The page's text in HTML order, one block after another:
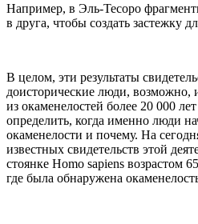
Например, в Эль-Тесоро
в друга, чтобы создать застежку
В целом, эти результаты
доисторические люди, возможно,
из окаменелостей более 20 000
определить, когда именно люди
окаменелости и почему. На
известных свидетельств этой
стоянке Homo sapiens возрастом
где была обнаружена